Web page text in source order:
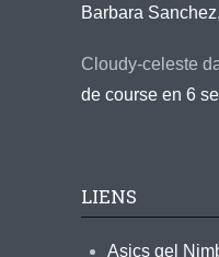
Barbara
Cloudy-celeste
de course en 6
LIENS
Asics gel